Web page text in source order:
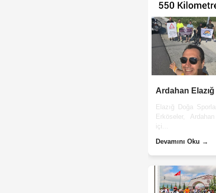
Ardahan
Elazığ Doğa
Erköseler,
içi...
Devamını Oku →